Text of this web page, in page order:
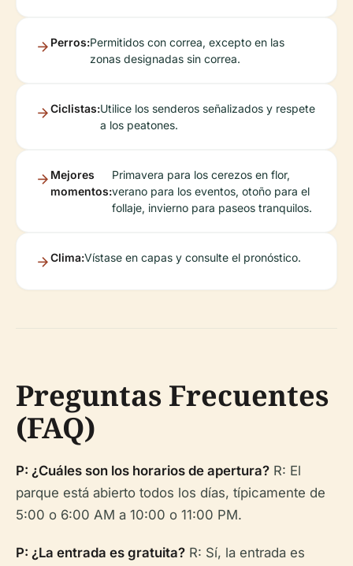
Perros:Permitidos con correa, excepto en las
zonas designadas sin correa.
Ciclistas:Utilice los senderos señalizados y respete
a los peatones.
Mejores
momentos:
Primavera para los cerezos en flor,
verano para los eventos, otoño para el
follaje, invierno para paseos tranquilos.
Clima:Vístase en capas y consulte el pronóstico.
Preguntas Frecuentes
(FAQ)
P: ¿Cuáles son los horarios de apertura? R: El
parque está abierto todos los días, típicamente de
5:00 o 6:00 AM a 10:00 o 11:00 PM.
P: ¿La entrada es gratuita? R: Sí, la entrada es